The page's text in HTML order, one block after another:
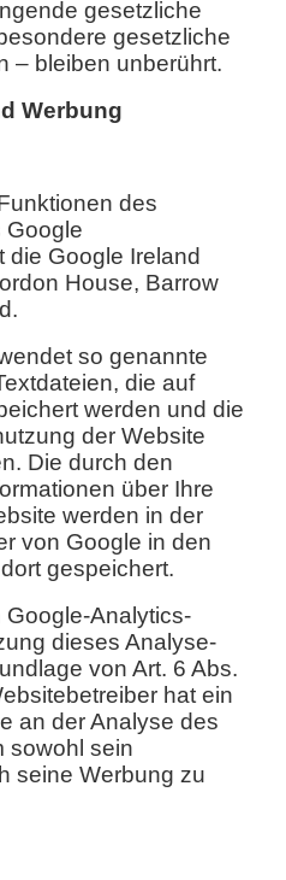
gesetzliche
gesetzliche
– bleiben unberührt.
Werbung
des
Google
die Google Ireland
House, Barrow
so genannte
die auf
werden und die
der Website
Die durch den
über Ihre
werden in der
von Google in den
gespeichert.
Analytics-
dieses Analyse-
von Art. 6 Abs.
hat ein
an der Analyse des
sowohl sein
seine Werbung zu